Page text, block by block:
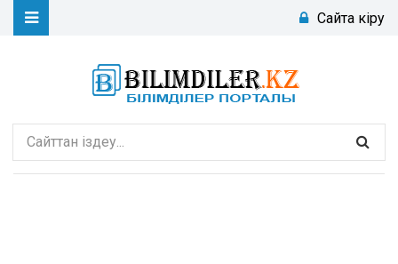
Сайтқа кіру